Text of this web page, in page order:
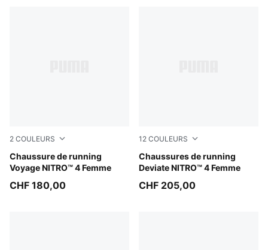
2 COULEURS
Chaussure de running
Voyage NITRO™ 4 Femme
Silver Fog-Light Lavender-Ultra Red
CHF 180,00
12 COULEURS
Chaussures de running
Deviate NITRO™ 4 Femme
PUMA White-Light Lavender
CHF 205,00